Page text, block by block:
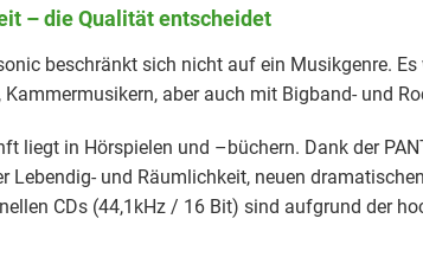
– die Qualität entscheidet
beschränkt sich nicht auf ein Musikgenre.
Kammermusikern, aber auch mit Bigband- und
liegt in Hörspielen und –büchern. Dank der
Lebendig- und Räumlichkeit, neuen
CDs (44,1kHz / 16 Bit) sind aufgrund der